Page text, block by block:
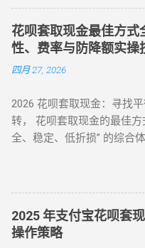
（如 iPh...
（第三方支付研究院数据）
比68%）、线下商家合作（
指南（2025最新流程） 官
制） 路径：微信→钱包→分
易（主流方法） 选择支持
购） 购买电子礼品卡/话费
商变现，手续费8%-15% 线
花呗套取现金最佳方
性、费率与防降额实操
四月 27, 2026
2026 花呗套取现金：寻找
转， 花呗套取现金的最佳方
全、稳定、低折损” 的综合
足之地。经过行业深度评
服务费率为 6.5% - 8.8% 。
响应 很多用户由于信息不对
全性”之间左右为难。本文
2025 年支付宝花呗套
操作策略